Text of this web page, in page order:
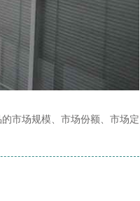
市场规模、市场份额、市场定